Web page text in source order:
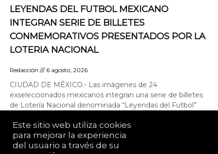
LEYENDAS DEL FUTBOL MEXICANO
INTEGRAN SERIE DE BILLETES
CONMEMORATIVOS PRESENTADOS POR LA
LOTERIA NACIONAL
Redacción 6 agosto, 2026
CIUDAD DE MÉXICO.- Las imágenes de 24
exseleccionados mexicanos integran una serie de billetes
de Lotería Nacional denominada “Leyendas del Futbol”
LA POLÍTICA ME DA RISA© es una publicación de
Yazmín Alessandrini. 2021 Todos los derechos
Este sitio web utiliza cookies
para mejorar la experiencia
del usuario a través de su